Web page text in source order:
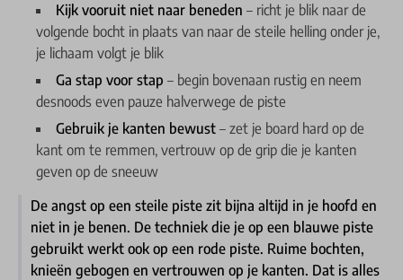
Kijk vooruit niet naar beneden – richt je blik naar de
volgende bocht in plaats van naar de steile helling onder je,
je lichaam volgt je blik
Ga stap voor stap – begin bovenaan rustig en neem
desnoods even pauze halverwege de piste
Gebruik je kanten bewust – zet je board hard op de
kant om te remmen, vertrouw op de grip die je kanten
geven op de sneeuw
De angst op een steile piste zit bijna altijd in je hoofd en
niet in je benen. De techniek die je op een blauwe piste
gebruikt werkt ook op een rode piste. Ruime bochten,
knieën gebogen en vertrouwen op je kanten. Dat is alles